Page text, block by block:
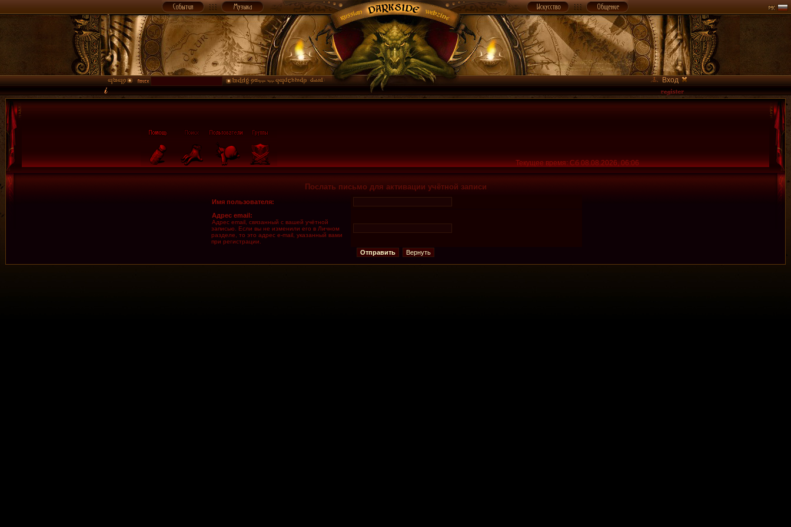
Вход
Текущее время: Сб 08.08.2026, 06:06
Послать письмо для активации учётной записи
Имя пользователя:
Адрес email:
Адрес email, связанный с вашей учётной
записью. Если вы не изменили его в Личном
разделе, то это адрес e-mail, указанный вами
при регистрации.